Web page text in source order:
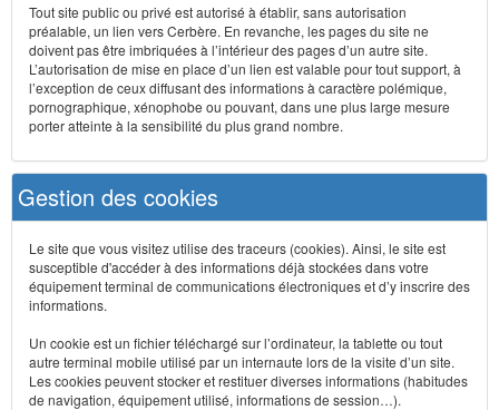
Tout site public ou privé est autorisé à établir, sans autorisation
préalable, un lien vers Cerbère. En revanche, les pages du site ne
doivent pas être imbriquées à l’intérieur des pages d’un autre site.
L’autorisation de mise en place d’un lien est valable pour tout support, à
l’exception de ceux diffusant des informations à caractère polémique,
pornographique, xénophobe ou pouvant, dans une plus large mesure
porter atteinte à la sensibilité du plus grand nombre.
Gestion des cookies
Le site que vous visitez utilise des traceurs (cookies). Ainsi, le site est
susceptible d'accéder à des informations déjà stockées dans votre
équipement terminal de communications électroniques et d’y inscrire des
informations.
Un cookie est un fichier téléchargé sur l’ordinateur, la tablette ou tout
autre terminal mobile utilisé par un internaute lors de la visite d’un site.
Les cookies peuvent stocker et restituer diverses informations (habitudes
de navigation, équipement utilisé, informations de session…).